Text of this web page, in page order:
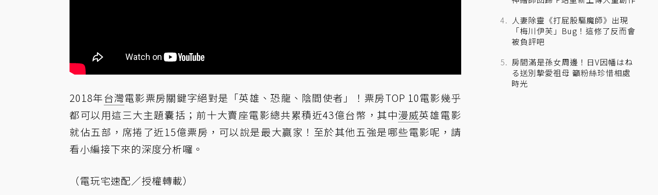
2018年台灣電影票房關鍵字絕對是「英雄、恐龍、陰間使者」！票房TOP 10電影幾乎
都可以用這三大主題囊括；前十大賣座電影總共累積近43億台幣，其中漫威英雄電影
就佔五部，席捲了近15億票房，可以說是最大贏家！至於其他五強是哪些電影呢，請
看小編接下來的深度分析囉。
（電玩宅速配／授權轉載）
人妻除靈《打屁股驅魔師》出現
「梅川伊芙」Bug！這修了反而會
被負評吧
房間滿是孫女周邊！日V因幡はね
る送別摯愛祖母 籲粉絲珍惜相處
時光